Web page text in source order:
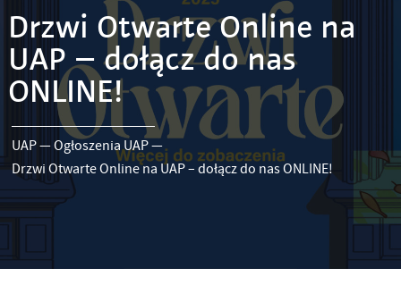
Drzwi Otwarte Online na
UAP – dołącz do nas
ONLINE!
UAP—Ogłoszenia UAP—
Drzwi Otwarte Online na UAP – dołącz do nas ONLINE!